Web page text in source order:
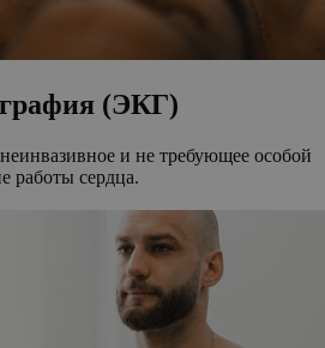
(ЭКГ)
и не требующее особой
работы сердца.